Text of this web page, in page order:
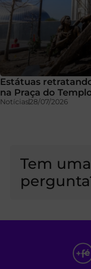
Estátuas
na Praça do
Notícias28/07/2026
Tem uma